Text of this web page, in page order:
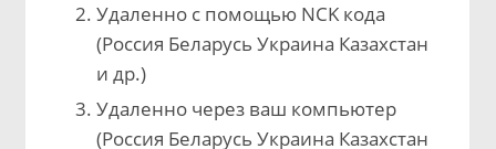
Удаленно с помощью NCK кода
(Россия Беларусь Украина Казахстан
и др.)
Удаленно через ваш компьютер
(Россия Беларусь Украина Казахстан